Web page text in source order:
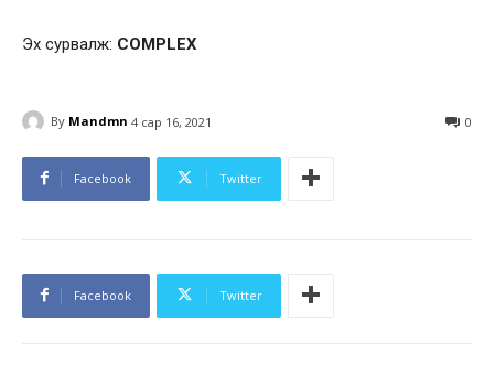
Эх сурвалж: COMPLEX
By Mandmn 4 сар 16, 2021 0
Facebook Twitter
Facebook Twitter